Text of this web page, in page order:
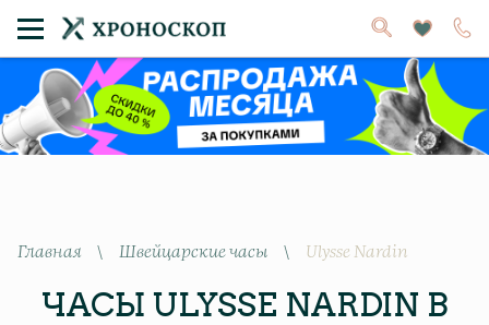
Главная \ Швейцарские часы \ Ulysse Nardin
ЧАСЫ ULYSSE NARDIN В